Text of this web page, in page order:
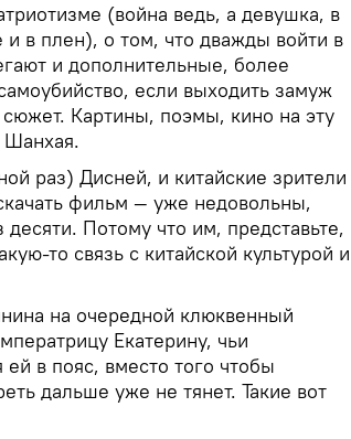
(война ведь, а девушка, в
в плен), о том, что дважды войти в
и дополнительные, более
если выходить замуж
Картины, поэмы, кино на эту
Шанхая.
раз) Дисней, и китайские зрители
фильм — уже недовольны,
Потому что им, представьте,
то связь с китайской культурой и
на очередной клюквенный
Екатерину, чьи
в пояс, вместо того чтобы
дальше уже не тянет. Такие вот